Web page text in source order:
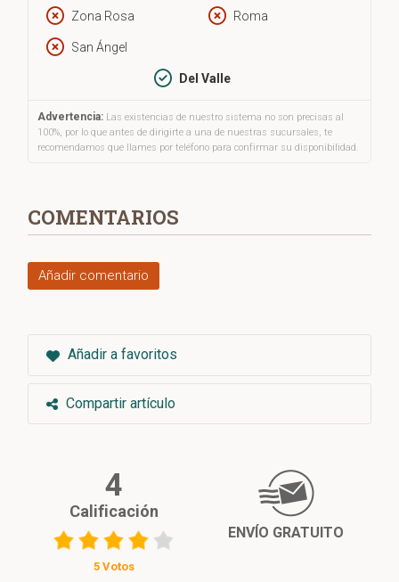
Zona Rosa Roma
San Ángel
Del Valle
Advertencia: Las existencias de nuestro sistema no son precisas al
100%, por lo que antes de dirigirte a una de nuestras sucursales, te
recomendamos que llames por teléfono para confirmar su disponibilidad.
COMENTARIOS
Añadir comentario
Añadir a favoritos
Compartir artículo
4
Calificación
5 Votos
ENVÍO GRATUITO